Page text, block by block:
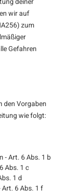
wir auf
zum
Gefahren
den Vorgaben
wie folgt:
- Art. 6 Abs. 1 b
Abs. 1 c
1 d
6 Abs. 1 f